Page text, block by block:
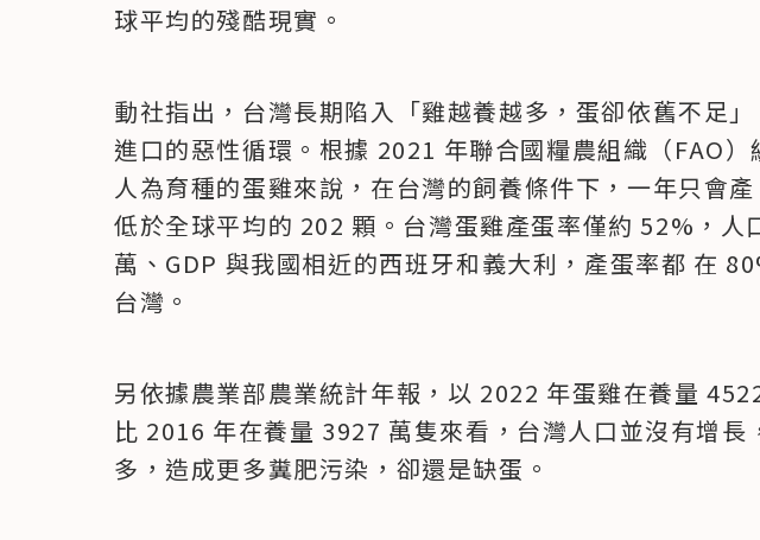
球平均的殘酷現實。
動社指出，台灣長期陷入「雞越養越多，蛋卻依舊不足
進口的惡性循環。根據 2021 年聯合國糧農組織（FAO）
人為育種的蛋雞來說，在台灣的飼養條件下，一年只會
低於全球平均的 202 顆。台灣蛋雞產蛋率僅約 52%，人
萬、GDP 與我國相近的西班牙和義大利，產蛋率都 在
台灣。
另依據農業部農業統計年報，以 2022 年蛋雞在養量
比 2016 年在養量 3927 萬隻來看，台灣人口並沒有增長
多，造成更多糞肥污染，卻還是缺蛋。